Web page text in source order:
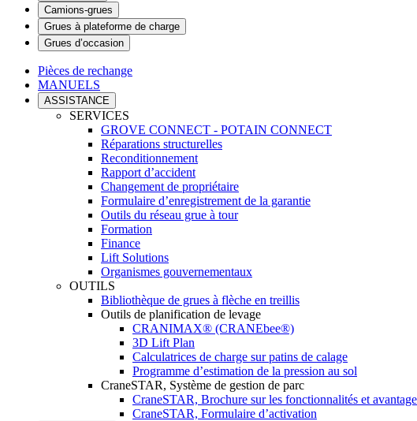
Camions-grues
Grues à plateforme de charge
Grues d’occasion
Pièces de rechange
MANUELS
ASSISTANCE
SERVICES
GROVE CONNECT - POTAIN CONNECT
Réparations structurelles
Reconditionnement
Rapport d’accident
Changement de propriétaire
Formulaire d’enregistrement de la garantie
Outils du réseau grue à tour
Formation
Finance
Lift Solutions
Organismes gouvernementaux
OUTILS
Bibliothèque de grues à flèche en treillis
Outils de planification de levage
CRANIMAX® (CRANEbee®)
3D Lift Plan
Calculatrices de charge sur patins de calage
Programme d’estimation de la pression au sol
CraneSTAR, Système de gestion de parc
CraneSTAR, Brochure sur les fonctionnalités et
CraneSTAR, Formulaire d’activation